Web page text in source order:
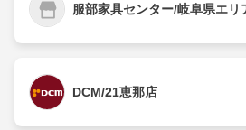
服部家具センター/岐阜県エリ
DCM/21恵那店